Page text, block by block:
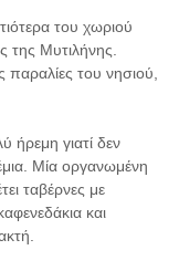
του χωριού
της Μυτιλήνης.
παραλίες του νησιού,
ήρεμη γιατί δεν
Μία οργανωμένη
ταβέρνες με
και